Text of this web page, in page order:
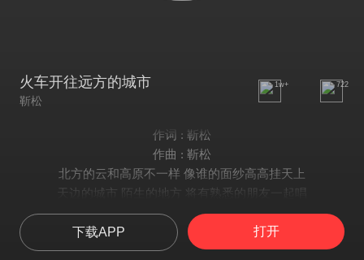
火车开往远方的城市
靳松
1w+ 722
作词 : 靳松
作曲 : 靳松
北方的云和高原不一样 像谁的面纱高高挂天上
天边的城市 陌生的地方 将有熟悉的朋友一起唱
火车开往远方的城市 一路重拾青春的歌声
发黄的铁轨 卸下了重担 静静的躺在路旁听我唱
依然没有火车上的艳遇 看来我真的没有那种命
下载APP 打开